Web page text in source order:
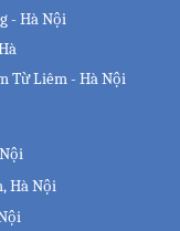
- Hà Nội
Từ Liêm - Hà Nội
Hà Nội